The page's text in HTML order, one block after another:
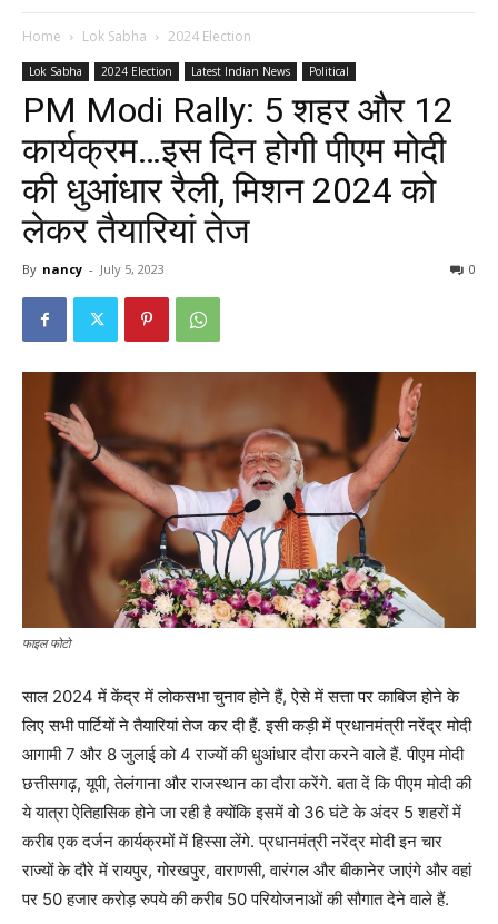
Home Lok Sabha 2024 Election
Lok Sabha 2024 Election Latest Indian News Political
PM Modi Rally: 5 शहर और 12
कार्यक्रम…इस दिन होगी पीएम मोदी
की धुआंधार रैली, मिशन 2024 को
लेकर तैयारियां तेज
By nancy - July 5, 2023 0
फाइल फोटो
साल 2024 में केंद्र में लोकसभा चुनाव होने हैं, ऐसे में सत्ता पर काबिज होने के
लिए सभी पार्टियों ने तैयारियां तेज कर दी हैं. इसी कड़ी में प्रधानमंत्री नरेंद्र मोदी
आगामी 7 और 8 जुलाई को 4 राज्यों की धुआंधार दौरा करने वाले हैं. पीएम मोदी
छत्तीसगढ़, यूपी, तेलंगाना और राजस्थान का दौरा करेंगे. बता दें कि पीएम मोदी की
ये यात्रा ऐतिहासिक होने जा रही है क्योंकि इसमें वो 36 घंटे के अंदर 5 शहरों में
करीब एक दर्जन कार्यक्रमों में हिस्सा लेंगे. प्रधानमंत्री नरेंद्र मोदी इन चार
राज्यों के दौरे में रायपुर, गोरखपुर, वाराणसी, वारंगल और बीकानेर जाएंगे और वहां
पर 50 हजार करोड़ रुपये की करीब 50 परियोजनाओं की सौगात देने वाले हैं.